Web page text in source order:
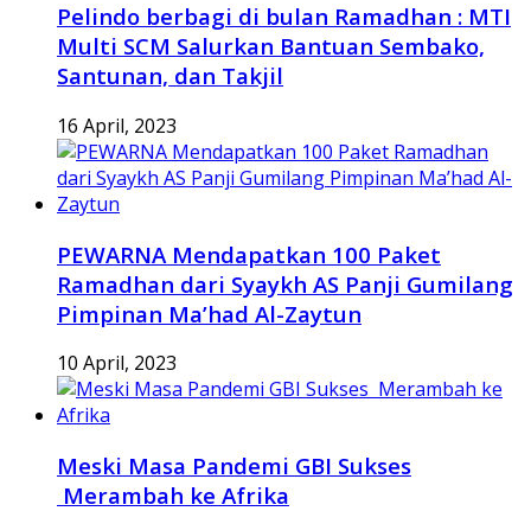
Pelindo berbagi di bulan Ramadhan : MTI
Multi SCM Salurkan Bantuan Sembako,
Santunan, dan Takjil
16 April, 2023
PEWARNA Mendapatkan 100 Paket
Ramadhan dari Syaykh AS Panji Gumilang
Pimpinan Ma’had Al-Zaytun
10 April, 2023
Meski Masa Pandemi GBI Sukses
Merambah ke Afrika